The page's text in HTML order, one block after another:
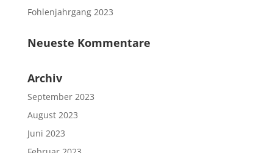
Fohlenjahrgang 2023
Neueste Kommentare
Archiv
September 2023
August 2023
Juni 2023